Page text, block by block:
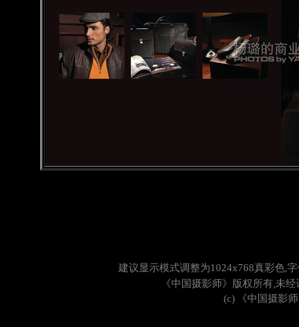
建议显示模式调整为1024x768真彩色,字
《中国摄影师》版权所有,未经
(c)
《中国摄影师